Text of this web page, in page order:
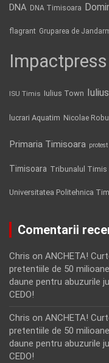
DNA DNA Timisoara
flagrant Gruparea de
Impactpress
ISU Timis Iulius Town
lucrari Aquatim Nicolae Robu
Primaria Timisoara protest
Timisoara Tribunalul Timis
Universitatea Politehnica
Comentarii
Chris on ANCHETA!
pretentiile de 50
daune pentru abuzurile
CEDO!
Chris on ANCHETA!
pretentiile de 50
daune pentru abuzurile
CEDO!